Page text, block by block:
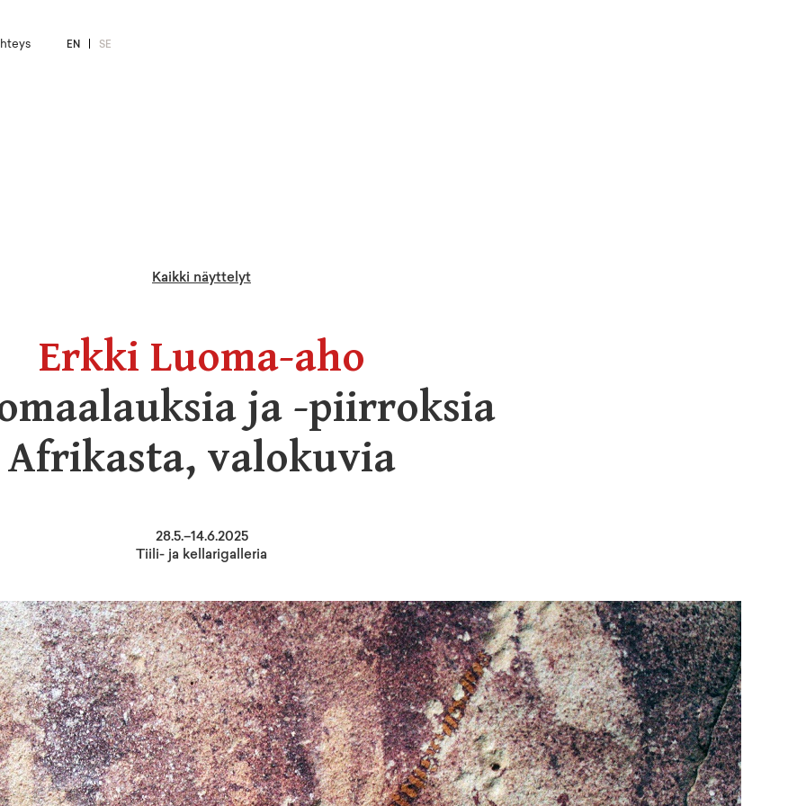
EN SE
Kaikki näyttelyt
Erkki Luoma-aho
ja -piirroksia
Afrikasta, valokuvia
28.5.–14.6.2025
Tiili- ja kellarigalleria